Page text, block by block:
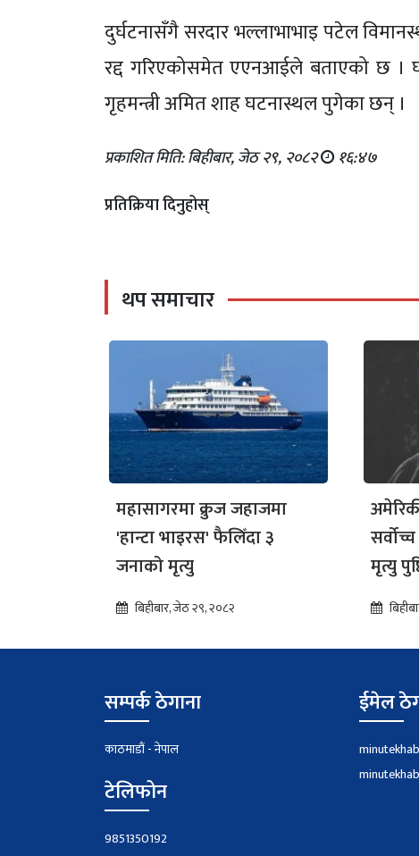
दुर्घटनासँगै सरदार भल्लाभाभाइ पटेल
रद्द गरिएकोसमेत एएनआईले बताएको छ ।
गृहमन्त्री अमित शाह घटनास्थल पुगेका छन् ।
प्रकाशित मिति: बिहीबार, जेठ २९, २०८२ १६:४७
प्रतिक्रिया दिनुहोस्
थप समाचार
महासागरमा क्रुज जहाजमा
'हान्टा भाइरस' फैलिँदा ३
जनाको मृत्यु
बिहीबार, जेठ २९, २०८२
मृत्यु
सम्पर्क ठेगाना
काठमाडौं - नेपाल
टेलिफोन
9851350192
ईमेल